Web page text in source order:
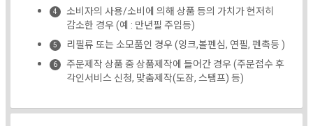
소비자의 사용/소비에 의해 상품 등의 가치가 현저히
감소한 경우 (예 : 만년필 주입등)
리필류 또는 소모품인 경우 (잉크,볼펜심, 연필, 펜촉등 )
주문제작 상품 중 상품제작에 들어간 경우 (주문접수 후
각인서비스 신청, 맞춤제작(도장, 스탬프) 등)